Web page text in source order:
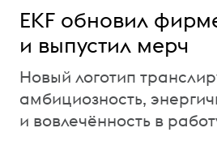
EKF обновил
и выпустил мерч
Новый логотип
амбициозность,
и вовлечённость в